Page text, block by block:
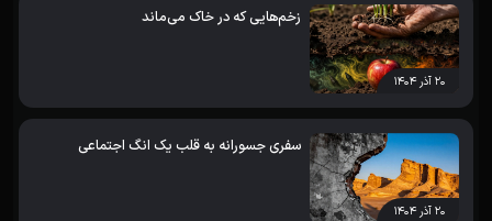
۲۰ آذر ۱۴۰۴
زخم‌هایی که در خاک می‌ماند
۲۰ آذر ۱۴۰۴
سفری جسورانه به قلب یک انگ اجتماعی